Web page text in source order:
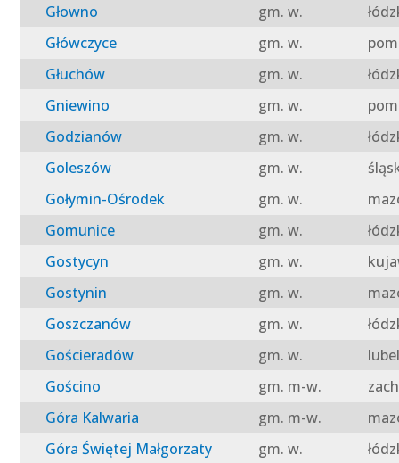
Głowno
gm. w.
Główczyce
gm. w.
Głuchów
gm. w.
Gniewino
gm. w.
Godzianów
gm. w.
Goleszów
gm. w.
Gołymin-Ośrodek
gm. w.
Gomunice
gm. w.
Gostycyn
gm. w.
Gostynin
gm. w.
Goszczanów
gm. w.
Gościeradów
gm. w.
Gościno
gm. m-w.
Góra Kalwaria
gm. m-w.
Góra Świętej Małgorzaty
gm. w.